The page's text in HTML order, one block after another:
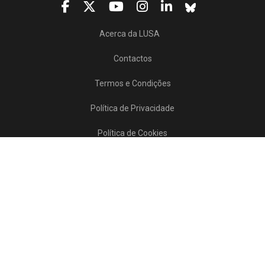
Acerca da LUSA
Contactos
Termos e Condições
Política de Privacidade
Política de Cookies